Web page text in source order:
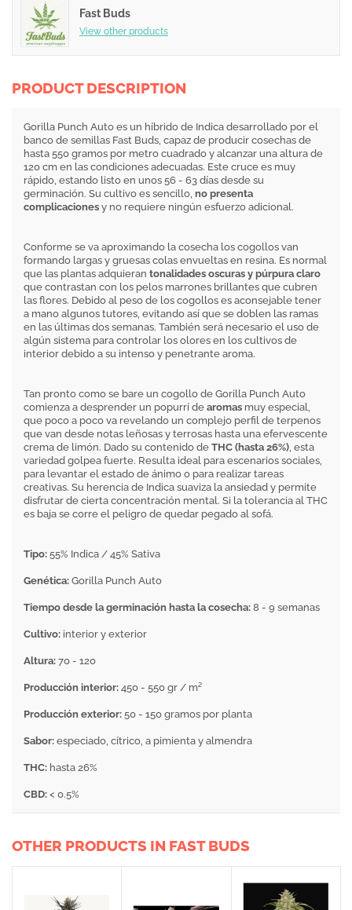
Fast Buds
View other products
PRODUCT DESCRIPTION
Gorilla Punch Auto es un híbrido de Indica desarrollado por el
banco de semillas Fast Buds, capaz de producir cosechas de
hasta 550 gramos por metro cuadrado y alcanzar una altura de
120 cm en las condiciones adecuadas. Este cruce es muy
rápido, estando listo en unos 56 - 63 días desde su
germinación. Su cultivo es sencillo, no presenta
complicaciones y no requiere ningún esfuerzo adicional.
Conforme se va aproximando la cosecha los cogollos van
formando largas y gruesas colas envueltas en resina. Es normal
que las plantas adquieran tonalidades oscuras y púrpura claro
que contrastan con los pelos marrones brillantes que cubren
las flores. Debido al peso de los cogollos es aconsejable tener
a mano algunos tutores, evitando así que se doblen las ramas
en las últimas dos semanas. También será necesario el uso de
algún sistema para controlar los olores en los cultivos de
interior debido a su intenso y penetrante aroma.
Tan pronto como se bare un cogollo de Gorilla Punch Auto
comienza a desprender un popurrí de aromas muy especial,
que poco a poco va revelando un complejo perfil de terpenos
que van desde notas leñosas y terrosas hasta una efervescente
crema de limón. Dado su contenido de THC (hasta 26%), esta
variedad golpea fuerte. Resulta ideal para escenarios sociales,
para levantar el estado de ánimo o para realizar tareas
creativas. Su herencia de Indica suaviza la ansiedad y permite
disfrutar de cierta concentración mental. Si la tolerancia al THC
es baja se corre el peligro de quedar pegado al sofá.
Tipo: 55% Indica / 45% Sativa
Genética: Gorilla Punch Auto
Tiempo desde la germinación hasta la cosecha: 8 - 9 semanas
Cultivo: interior y exterior
Altura: 70 - 120
Producción interior: 450 - 550 gr / m²
Producción exterior: 50 - 150 gramos por planta
Sabor: especiado, cítrico, a pimienta y almendra
THC: hasta 26%
CBD: < 0.5%
OTHER PRODUCTS IN FAST BUDS